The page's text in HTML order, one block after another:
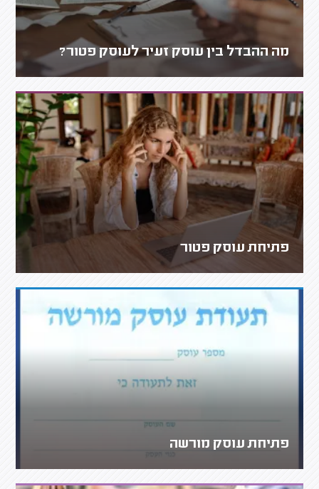
מה ההבדל בין עוסק זעיר לעוסק פטור?
פתיחת עוסק פטור
פתיחת עוסק מורשה